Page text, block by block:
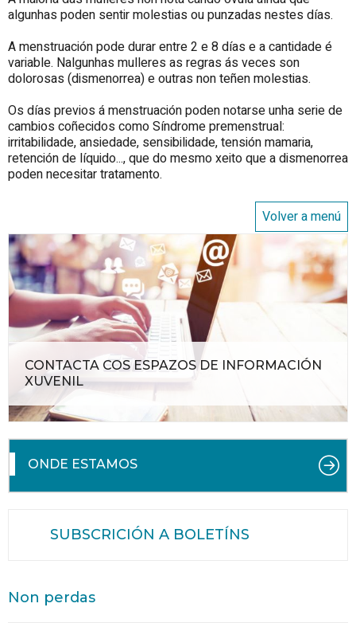
algunhas poden sentir molestias ou punzadas nestes días.
A menstruación pode durar entre 2 e 8 días e a cantidade é
variable. Nalgunhas mulleres as regras ás veces son
dolorosas (dismenorrea) e outras non teñen molestias.
Os días previos á menstruación poden notarse unha serie de
cambios coñecidos como Síndrome premenstrual:
irritabilidade, ansiedade, sensibilidade, tensión mamaria,
retención de líquido..., que do mesmo xeito que a dismenorrea
poden necesitar tratamento.
Volver a menú
CONTACTA COS ESPAZOS DE INFORMACIÓN
XUVENIL
ONDE ESTAMOS
SUBSCRICIÓN A BOLETÍNS
Non perdas